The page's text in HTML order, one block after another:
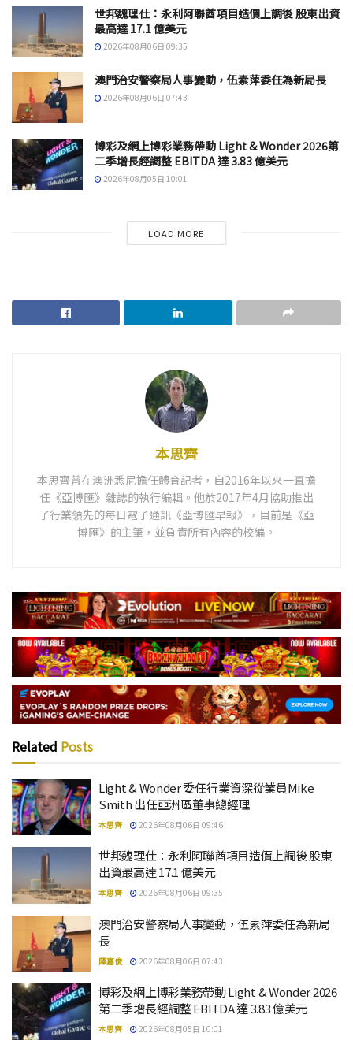
世邦魏理仕：永利阿聯酋項目造價上調後 股東出資
最高達 17.1 億美元
2026年08月06日 09:35
澳門治安警察局人事變動，伍素萍委任為新局長
2026年08月06日 07:43
博彩及網上博彩業務帶動 Light & Wonder 2026第
二季增長經調整 EBITDA 達 3.83 億美元
2026年08月05日 10:01
LOAD MORE
本思齊
本思齊曾在澳洲悉尼擔任體育記者，自2016年以來一直擔
任《亞博匯》雜誌的執行編輯。他於2017年4月協助推出
了行業領先的每日電子通訊《亞博匯早報》，目前是《亞
博匯》的主筆，並負責所有內容的校編。
Related Posts
Light & Wonder 委任行業資深從業員Mike
Smith 出任亞洲區董事總經理
本思齊 2026年08月06日 09:46
世邦魏理仕：永利阿聯酋項目造價上調後 股東
出資最高達 17.1 億美元
本思齊 2026年08月06日 09:35
澳門治安警察局人事變動，伍素萍委任為新局
長
陳嘉俊 2026年08月06日 07:43
博彩及網上博彩業務帶動 Light & Wonder 2026
第二季增長經調整 EBITDA 達 3.83 億美元
本思齊 2026年08月05日 10:01